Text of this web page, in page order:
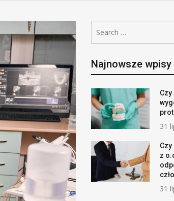
for:
Najnowsze wpisy
31
z
31